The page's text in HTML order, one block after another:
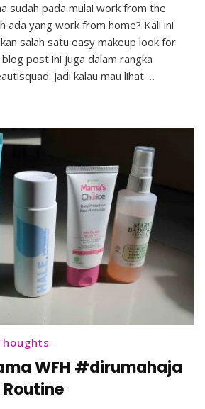
Makeup
Look
for
Online
Meeting
sudah pada mulai work from the
ada yang work from home? Kali ini
salah satu easy makeup look for
post ini juga dalam rangka
Jadi kalau mau lihat …
WFH #dirumahaja
Routine